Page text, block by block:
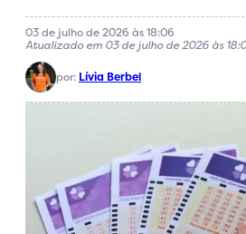
03 de julho de 2026 às 18:06
Atualizado em 03 de julho de 2026 às
por: Lívia Berbel